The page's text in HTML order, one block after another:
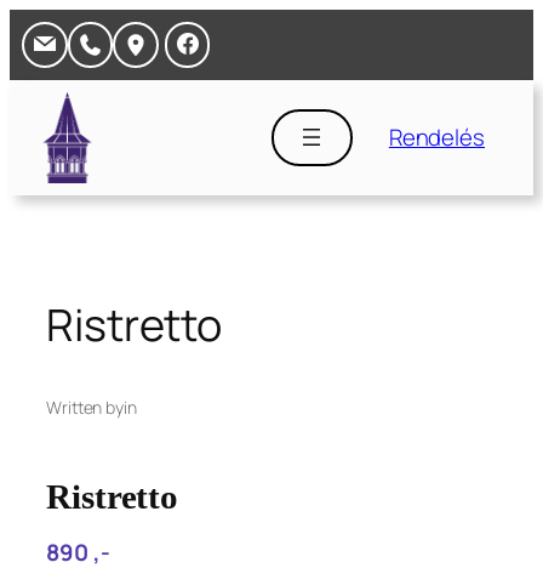
Ugrás
tartalomhoz
Rendelés
Ristretto
Written byin
Ristretto
890‎ ,-